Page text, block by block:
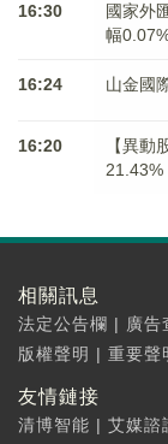
16:30
國家外
幅
16:24 山金國
16:20
【異動
相關訊息
法定公告欄 | 廣告
版權聲明 | 重要聲
友情鏈接
清博智能 | 艾媒諮